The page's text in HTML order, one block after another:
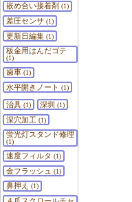
嵌め合い接着剤 (1)
差圧センサ(1)
更新日編集(1)
板金用はんだゴテ
(1)
歯車(1)
水平開きノート (1)
治具(1) 深圳 (1)
深穴加工 (1)
蛍光灯スタンド修理
(1)
速度フィルタ (1)
金フラッシュ (1)
鼻押え (1)